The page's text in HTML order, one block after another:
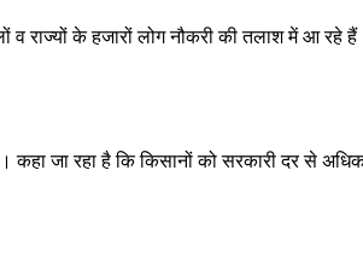
राज्यों के हजारों लोग नौकरी की तलाश में आ रहे
कहा जा रहा है कि किसानों को सरकारी दर से